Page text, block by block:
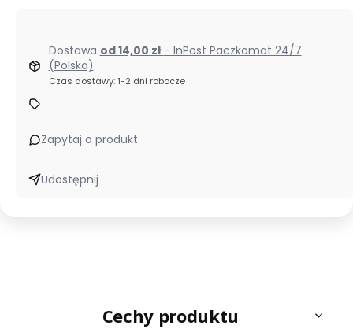
Dostawa od 14,00 zł - InPost Paczkomat 24/7
(Polska)
Czas dostawy: 1-2 dni robocze
Zapytaj o produkt
Udostępnij
Cechy produktu